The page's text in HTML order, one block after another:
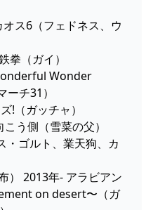
ス6（フェドネス、ウ
拳（ガイ）
Wonder
チ31）
!（ガッチャ）
う側（雪菜の父）
・ゴルト、業天狗、カ
） 2013年- アラビアン
on desert〜（ガ